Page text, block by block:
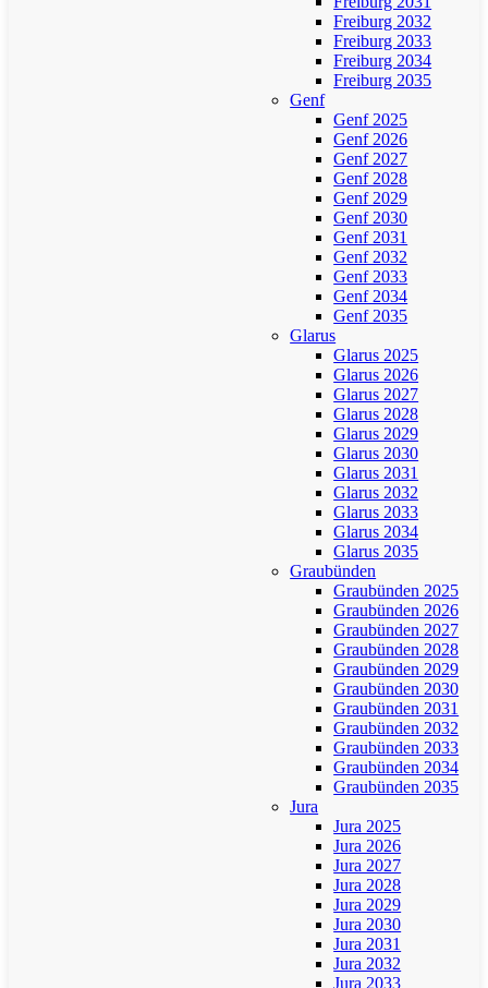
Freiburg 2032
Freiburg 2033
Freiburg 2034
Freiburg 2035
Genf
Genf 2025
Genf 2026
Genf 2027
Genf 2028
Genf 2029
Genf 2030
Genf 2031
Genf 2032
Genf 2033
Genf 2034
Genf 2035
Glarus
Glarus 2025
Glarus 2026
Glarus 2027
Glarus 2028
Glarus 2029
Glarus 2030
Glarus 2031
Glarus 2032
Glarus 2033
Glarus 2034
Glarus 2035
Graubünden
Graubünden 2025
Graubünden 2026
Graubünden 2027
Graubünden 2028
Graubünden 2029
Graubünden 2030
Graubünden 2031
Graubünden 2032
Graubünden 2033
Graubünden 2034
Graubünden 2035
Jura
Jura 2025
Jura 2026
Jura 2027
Jura 2028
Jura 2029
Jura 2030
Jura 2031
Jura 2032
Jura 2033